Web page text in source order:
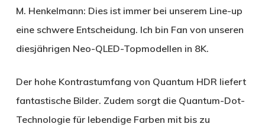
M. Henkelmann: Dies ist immer bei unserem Line-up
eine schwere Entscheidung. Ich bin Fan von unseren
diesjährigen Neo-QLED-Topmodellen in 8K.
Der hohe Kontrastumfang von Quantum HDR liefert
fantastische Bilder. Zudem sorgt die Quantum-Dot-
Technologie für lebendige Farben mit bis zu